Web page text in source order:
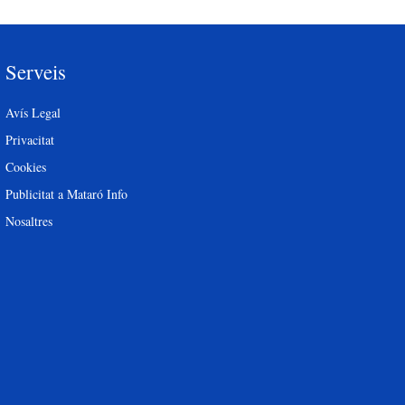
Serveis
Avís Legal
Privacitat
Cookies
Publicitat a Mataró Info
Nosaltres